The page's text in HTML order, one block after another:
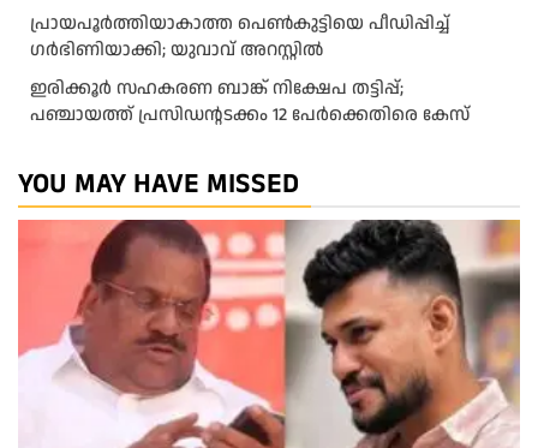
പ്രായപൂർത്തിയാകാത്ത പെൺകുട്ടിയെ പീഡിപ്പിച്ച്
ഗർഭിണിയാക്കി; യുവാവ് അറസ്റ്റിൽ
ഇരിക്കൂർ സഹകരണ ബാങ്ക് നിക്ഷേപ തട്ടിപ്പ്;
പഞ്ചായത്ത് പ്രസിഡൻ്റടക്കം 12 പേർക്കെതിരെ കേസ്
YOU MAY HAVE MISSED